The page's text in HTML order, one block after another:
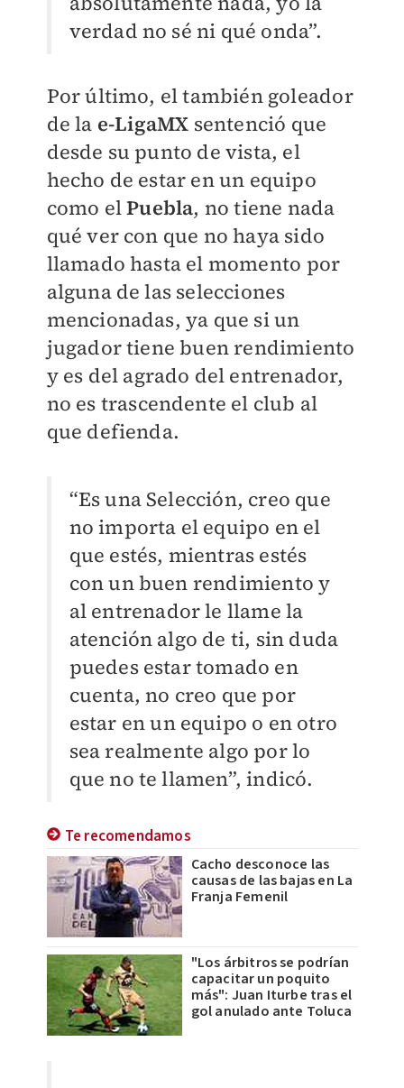
verdad no sé ni qué onda”.
Por último, el también goleador
de la e-LigaMX sentenció que
desde su punto de vista, el
hecho de estar en un equipo
como elPuebla, no tiene nada
qué ver con que no haya sido
llamado hasta el momento por
alguna de las selecciones
mencionadas, ya que si un
jugador tiene buen rendimiento
y es del agrado del entrenador,
no es trascendente el club al
que defienda.
“Es una Selección, creo que
no importa el equipo en el
que estés, mientras estés
con un buen rendimiento y
al entrenador le llame la
atención algo de ti, sin duda
puedes estar tomado en
cuenta, no creo que por
estar en un equipo o en otro
sea realmente algo por lo
que no te llamen”, indicó.
Te recomendamos
Cacho desconoce las
causas de las bajas en La
Franja Femenil
"Los árbitros se podrían
capacitar un poquito
más": Juan Iturbe tras el
gol anulado ante Toluca